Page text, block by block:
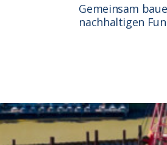
Gemeinsam
nachhaltigen